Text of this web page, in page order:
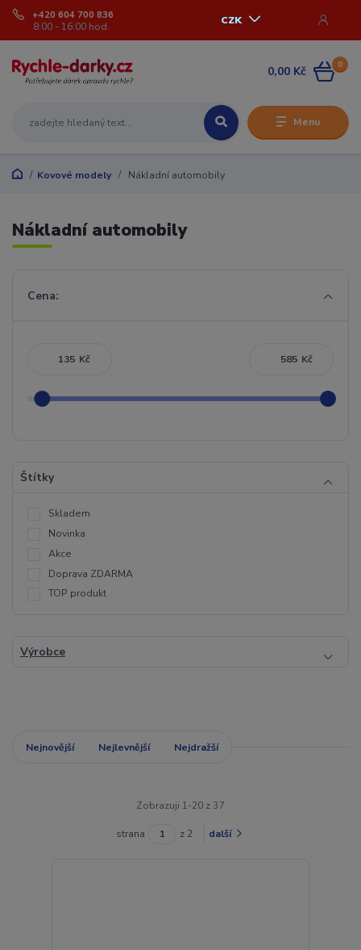
Menu
CZK
+420 604 700 836
8:00 - 16:00 hod.
0
0,00 Kč
Kovové modely Nákladní automobily
Nákladní automobily
Cena:
Kč Kč
Štítky
Skladem
Novinka
Akce
Doprava ZDARMA
TOP produkt
Výrobce
Nejnovější Nejlevnější Nejdražší
Zobrazuji 1-20 z 37
strana z 2 další